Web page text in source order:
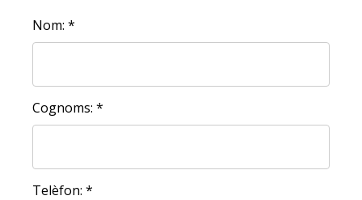
Nom: *
Cognoms: *
Telèfon: *